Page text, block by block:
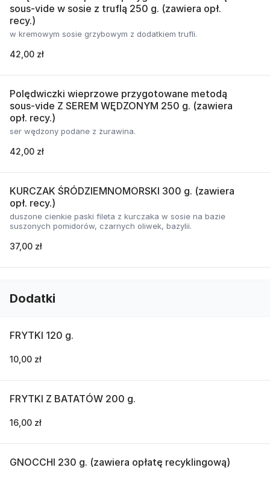
sous-vide w sosie z truflą 250 g. (zawiera opł.
recy.)
w kremowym sosie grzybowym z dodatkiem trufli.
42,00 zł
Polędwiczki wieprzowe przygotowane metodą
sous-vide Z SEREM WĘDZONYM 250 g. (zawiera
opł. recy.)
ser wędzony podane z żurawina.
42,00 zł
KURCZAK ŚRÓDZIEMNOMORSKI 300 g. (zawiera
opł. recy.)
duszone cienkie paski fileta z kurczaka w sosie na bazie
suszonych pomidorów, czarnych oliwek, bazylii.
37,00 zł
Dodatki
FRYTKI 120 g.
10,00 zł
FRYTKI Z BATATÓW 200 g.
16,00 zł
GNOCCHI 230 g. (zawiera opłatę recyklingową)